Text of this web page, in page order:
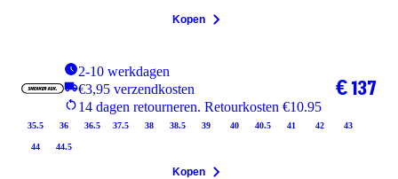
Kopen
2-10 werkdagen
€3,95 verzendkosten
14 dagen retourneren. Retourkosten €10.95
35.5 36 36.5 37.5 38 38.5 39 40 40.5 41 42 43
44 44.5
€ 137
Kopen